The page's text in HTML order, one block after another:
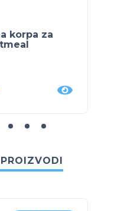
korpa za